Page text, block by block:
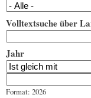
Volltextsuche über
Jahr
Format: 2026